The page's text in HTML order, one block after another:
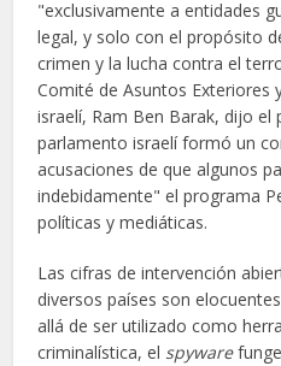
"exclusivamente a entidades
legal, y solo con el propósito
crimen y la lucha contra el
Comité de Asuntos Exteriores
israelí, Ram Ben Barak, dijo el
parlamento israelí formó un
acusaciones de que algunos
indebidamente" el programa
políticas y mediáticas.
Las cifras de intervención
diversos países son
allá de ser utilizado como
criminalística, el spyware